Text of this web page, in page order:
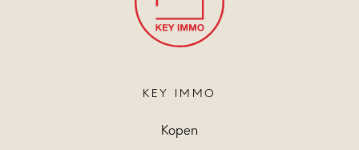
KEY IMMO
Kopen